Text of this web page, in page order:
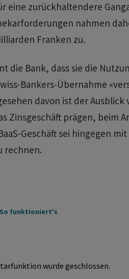
eine zurückhaltendere
nahmen
Franken zu.
die Bank, dass sie die
Bankers-Übernahme
davon ist der Ausblick
Zinsgeschäft prägen, beim
Geschäft sei hingegen
rechnen.
So funktioniert's
wurde geschlossen.